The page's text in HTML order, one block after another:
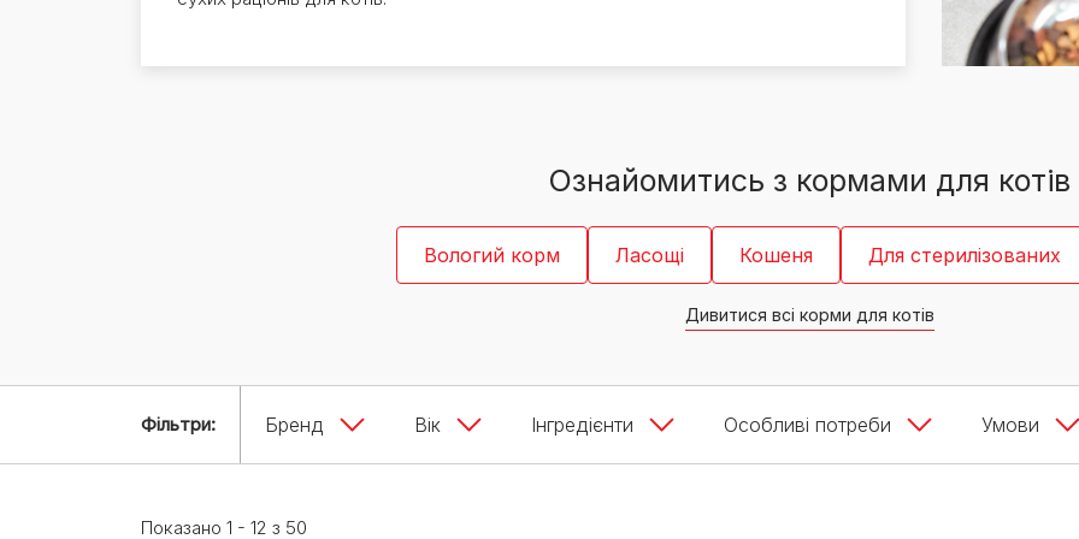
Всі статті про собак
Кашель у кота: причини та
Ознайомитись з кормами для котів
Вологий корм Ласощі Кошеня Для стерилізованих
Дивитися всі корми для котів
Фільтри: Бренд Вік Інгредієнти Особливі потреби Умови
Показано 1 - 12 з 50